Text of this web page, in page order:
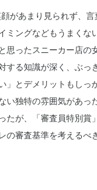
があまり見られず、言
ミングなどもうまくな
思ったスニーカー店の
する知識が深く、ぶっ
」とデメリットもしっ
い独特の雰囲気があっ
たが、「審査員特別賞
の審査基準を考えるべ